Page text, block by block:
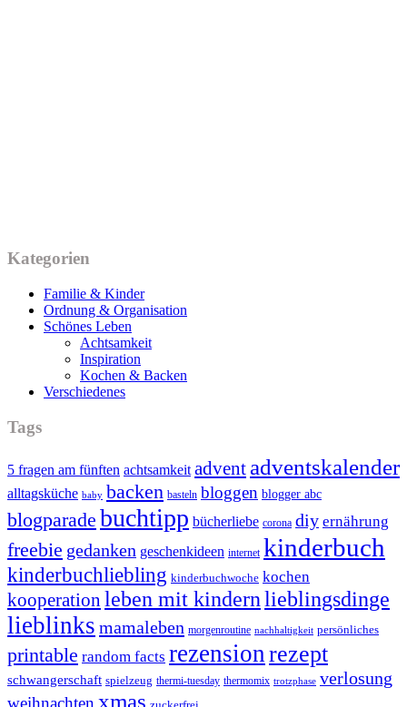
Kategorien
Familie & Kinder
Ordnung & Organisation
Schönes Leben
Achtsamkeit
Inspiration
Kochen & Backen
Verschiedenes
Tags
5 fragen am fünften achtsamkeit advent adventskalender
alltagsküche baby backen basteln bloggen blogger abc
blogparade buchtipp bücherliebe corona diy ernährung
freebie gedanken geschenkideen internet kinderbuch
kinderbuchliebling kinderbuchwoche kochen
kooperation leben mit kindernlieblingsdinge
lieblinks mamaleben morgenroutine nachhaltigkeit persönliches
printable random facts rezensionrezept
schwangerschaft spielzeug thermi-tuesday thermomix trotzphase verlosung
xmas